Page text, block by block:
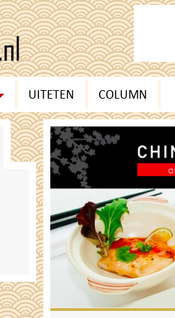
UITETEN COLUMN